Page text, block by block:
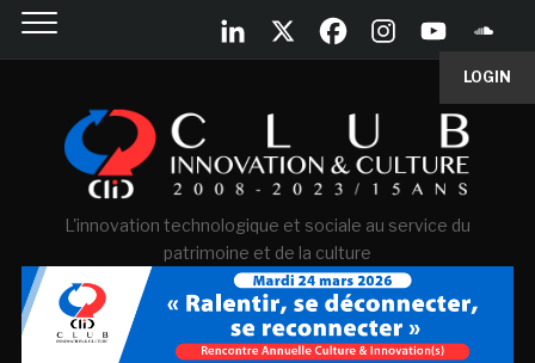
LOGIN
L'innovation technologique et sociale au service du
patrimoine et de la culture